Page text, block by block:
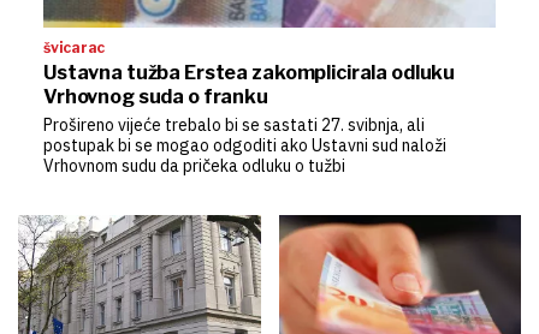
švicarac
Ustavna tužba Erstea zakomplicirala odluku
Vrhovnog suda o franku
Prošireno vijeće trebalo bi se sastati 27. svibnja, ali
postupak bi se mogao odgoditi ako Ustavni sud naloži
Vrhovnom sudu da pričeka odluku o tužbi